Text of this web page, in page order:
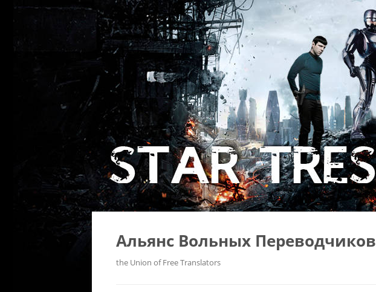
Альянс Вольных Переводчиков
the Union of Free Translators